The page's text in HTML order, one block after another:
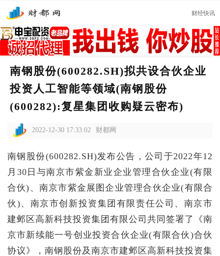
财经快讯
南钢股份(600282.SH)拟共设合伙企业
投资人工智能等领域(南钢股份
(600282):复星集团收购疑云密布)
2022-12-30 17:33:02 财都网
南钢股份(600282.SH)发布公告，公司于2022年12
月30日与南京市紫金新业企业管理合伙企业(有限
合伙)、南京市紫金展图企业管理合伙企业(有限合
伙)、南京市创新投资集团有限责任公司、南京市
建邺区高新科技投资集团有限公司共同签署了《南
京市新续能一号创业投资合伙企业(有限合伙)合伙
协议》，南钢股份及南京市建邺区高新科技投资集